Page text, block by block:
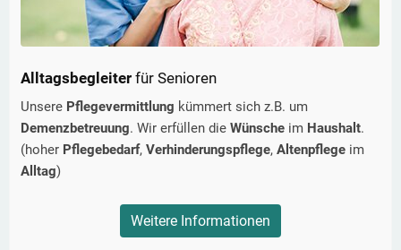
Alltagsbegleiter für Senioren
Unsere Pflegevermittlung kümmert sich z.B. um
Demenzbetreuung. Wir erfüllen die Wünsche im Haushalt.
(hoher Pflegebedarf, Verhinderungspflege, Altenpflege im
Alltag)
Weitere Informationen